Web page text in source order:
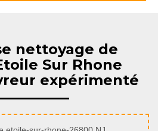
nettoyage de
Sur Rhone
expérimenté